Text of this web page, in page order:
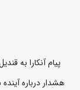
پیام آنکارا به
هشدار درباره